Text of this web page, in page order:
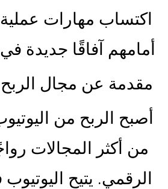
اكتساب مهارات
أمامهم آفاقًا جديدة
مقدمة عن مجال الربح
أصبح الربح من
من أكثر المجالات
الرقمي. يتيح